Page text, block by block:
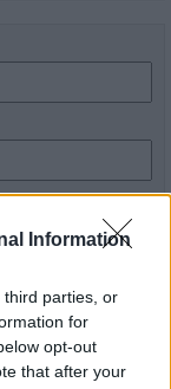
Information
third parties, or
for
opt-out
that after your